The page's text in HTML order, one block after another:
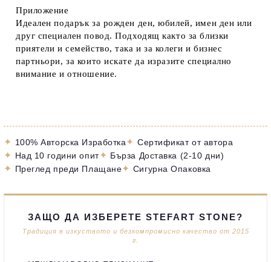
Приложение
Идеален подарък за рожден ден, юбилей, имен ден или
друг специален повод. Подходящ както за близки
приятели и семейство, така и за колеги и бизнес
партньори, за които искате да изразите специално
внимание и отношение.
✦ 100% Авторска Изработка✦ Сертификат от автора
✦ Над 10 години опит✦ Бърза Доставка (2-10 дни)
✦ Преглед преди Плащане✦ Сигурна Опаковка
ЗАЩО ДА ИЗБЕРЕТЕ STEFART STONE?
Традиция в изкуството и безкомпромисно качество от 2015
г.